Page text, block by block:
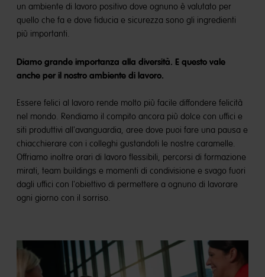
un ambiente di lavoro positivo dove ognuno è valutato per
quello che fa e dove fiducia e sicurezza sono gli ingredienti
più importanti.
Diamo grande importanza alla diversità. E questo vale
anche per il nostro ambiente di lavoro.
Essere felici al lavoro rende molto più facile diffondere felicità
nel mondo. Rendiamo il compito ancora più dolce con uffici e
siti produttivi all'avanguardia, aree dove puoi fare una pausa e
chiacchierare con i colleghi gustandoti le nostre caramelle.
Offriamo inoltre orari di lavoro flessibili, percorsi di formazione
mirati, team buildings e momenti di condivisione e svago fuori
dagli uffici con l'obiettivo di permettere a ognuno di lavorare
ogni giorno con il sorriso.